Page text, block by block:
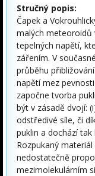
Stručný popis:
Čapek a
malých meteoroidů
tepelných napětí,
zářením. V
průběhu
napětí mez
započne tvorba
být v zásadě dvojí:
odstředivé síle, či
puklin a dochází
Rozpukaný
nedostatečně
mezimolekulárním